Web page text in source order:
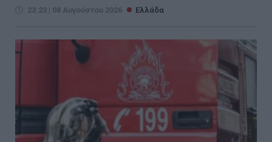
23:23 | 08 Αυγούστου 2026 Ελλάδα